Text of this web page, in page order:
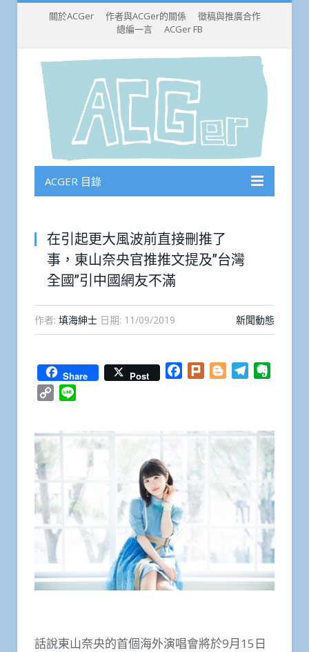
關於ACGer 作者與ACGer的關係
徵稿與推廣合作
總編一言
ACGer FB
ACGER 目錄
在引起更大風波前直接刪推了
事，東山奈央官推推文提及”台灣
全國”引中國網友不滿
作者: 填海紳士 日期: 11/09/2019 新聞動態
Share Post Facebook
Plurk BloggerTelegram
Copy
話說東山奈央的首個海外演唱會將於9月15日